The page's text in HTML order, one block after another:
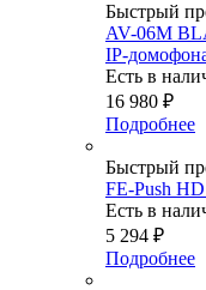
Быстрый
AV-06M
IP-
Есть в
16 980 ₽
Подробнее
Быстрый
FE-Push
Есть в
5 294 ₽
Подробнее